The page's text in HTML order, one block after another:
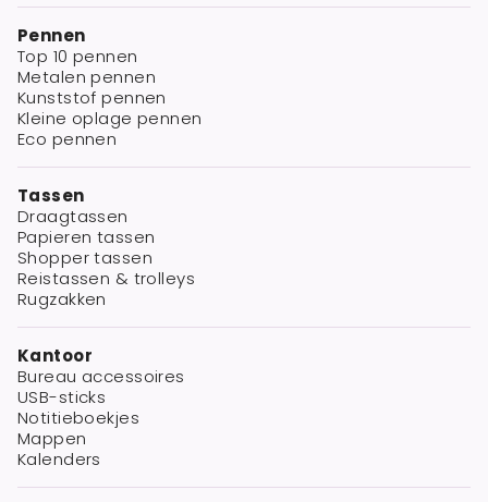
Pennen
Top 10 pennen
Metalen pennen
Kunststof pennen
Kleine oplage pennen
Eco pennen
Tassen
Draagtassen
Papieren tassen
Shopper tassen
Reistassen & trolleys
Rugzakken
Kantoor
Bureau accessoires
USB-sticks
Notitieboekjes
Mappen
Kalenders